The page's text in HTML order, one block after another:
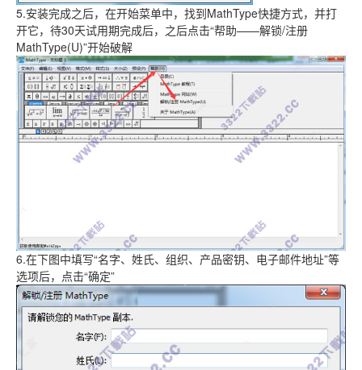
5.安装完成之后，在开始菜单中，找到MathType快捷方式，并打
开它，待30天试用期完成后，之后点击“帮助——解锁/注册
MathType(U)”开始破解
6.在下图中填写“名字、姓氏、组织、产品密钥、电子邮件地址”等
选项后，点击“确定”